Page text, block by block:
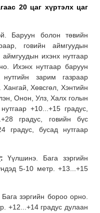
20 цаг хүртэлх цаг
Баруун болон төвийн
говийн аймгуудын
аймгуудын ихэнх нутгаар
Ихэнх нутгаар баруун
зарим газраар
Хөвсгөл, Хэнтийн
Онон, Улз, Халх голын
+10...+15 градус,
градус, говийн бүс
градус, бусад нутгаар
:Үүлшинэ. Бага зэргийн
5-10 метр. +13...+15
зэргийн бороо орно.
+12...+14 градус дулаан